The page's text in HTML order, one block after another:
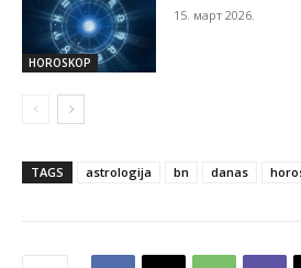
HOROSKOP
15. март 2026.
TAGS astrologija bn danas